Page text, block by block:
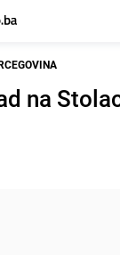
na